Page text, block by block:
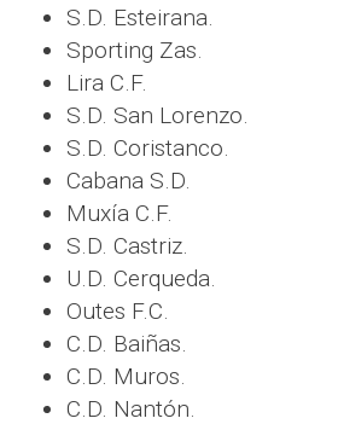
S.D. Esteirana.
Sporting Zas.
Lira C.F.
S.D. San Lorenzo.
S.D. Coristanco.
Cabana S.D.
Muxía C.F.
S.D. Castriz.
U.D. Cerqueda.
Outes F.C.
C.D. Baiñas.
C.D. Muros.
C.D. Nantón.